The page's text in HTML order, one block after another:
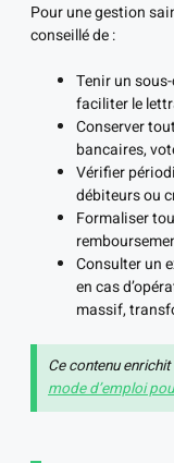
Pour une gestion
conseillé de :
Tenir un
faciliter le
Conserver
bancaires,
Vérifier
débiteurs ou
Formaliser
Consulter un
en cas
massif,
Ce contenu
mode d’emploi